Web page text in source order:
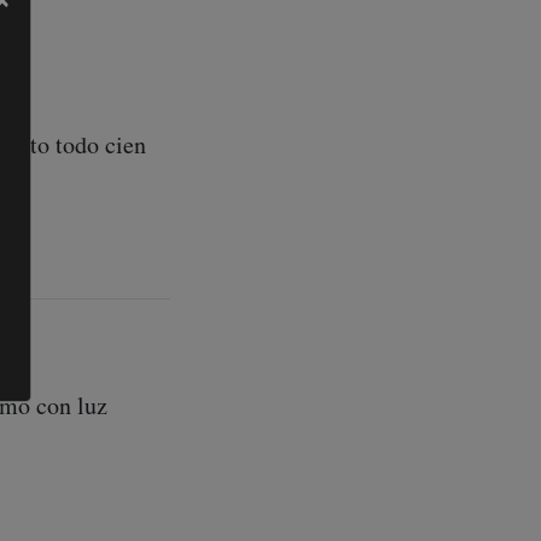
todo cien
con luz